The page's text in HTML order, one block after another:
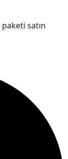
paketi satın